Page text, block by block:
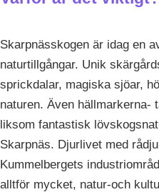
Skarpnässkogen är idag en
naturtillgångar. Unik
sprickdalar, magiska sjöar,
naturen. Även hällmarkerna-
liksom fantastisk
Skarpnäs. Djurlivet med
Kummelbergets
alltför mycket, natur-och